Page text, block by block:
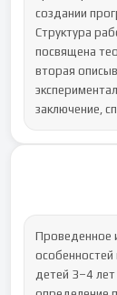
создании
Структура
посвящена
вторая
заключение,
Проведенное
особенностей
детей 3–4